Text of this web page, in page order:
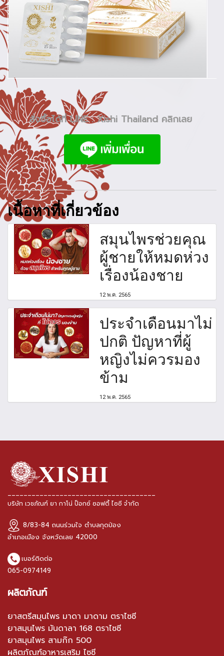
สั่งซื้อได้ที่ LINE : Xishi Thailand คลิกเลย
เนื้อหาที่เกี่ยวข้อง
สมุนไพรช่วยคุณ
ผู้ชายให้หมดห่วง
เรื่องน้องชาย
12 พ.ค. 2565
ประจำเดือนมาไม่
ปกติ ปัญหาที่ผู้
หญิงไม่ควรมอง
ข้าม
12 พ.ค. 2565
บริษัท เวชภัณฑ์ ยา กาโน่ ป็อกซ์ ซอฟตี้ ไซซี จำกัด
8/83-84 ถนนร่วมใจ ตำบลกุดป่อง
อำเภอเมือง จังหวัดเลย 42000
เบอร์ติดต่อ
065-0974149
ผลิตภัณฑ์
ยาสตรีสมุนไพร มาดา มาดาม ตราไซซี
ยาสมุนไพร มันดาลา 168 ตราไซซี
ยาสมุนไพร สามก๊ก 500
ผลิตภัณฑ์อาหารเสริม ไซซี